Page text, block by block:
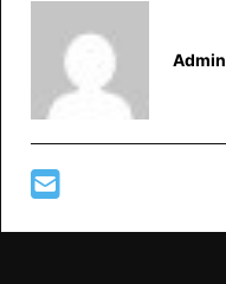
Admin